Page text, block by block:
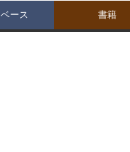
ース 書籍